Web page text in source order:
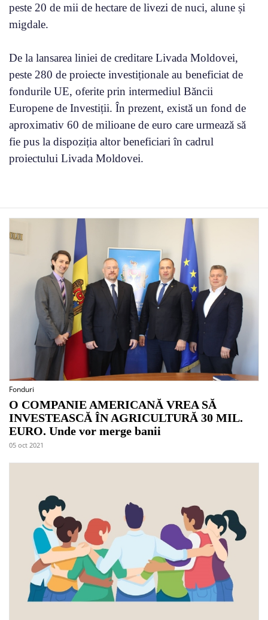
peste 20 de mii de hectare de livezi de nuci, alune și
migdale.
De la lansarea liniei de creditare Livada Moldovei,
peste 280 de proiecte investiționale au beneficiat de
fondurile UE, oferite prin intermediul Băncii
Europene de Investiții. În prezent, există un fond de
aproximativ 60 de milioane de euro care urmează să
fie pus la dispoziția altor beneficiari în cadrul
proiectului Livada Moldovei.
Fonduri
O COMPANIE AMERICANĂ VREA SĂ
INVESTEASCĂ ÎN AGRICULTURĂ 30 MIL.
EURO. Unde vor merge banii
05 oct 2021